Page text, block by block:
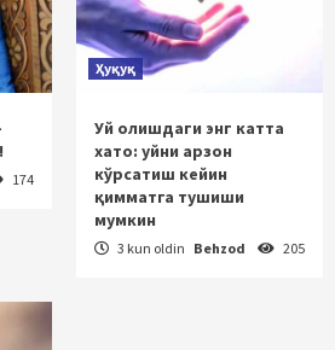
174
Ҳуқуқ
Уй олишдаги энг катта
хато: уйни арзон
кўрсатиш кейин
қимматга тушиши
мумкин
3 kun oldin Behzod 205